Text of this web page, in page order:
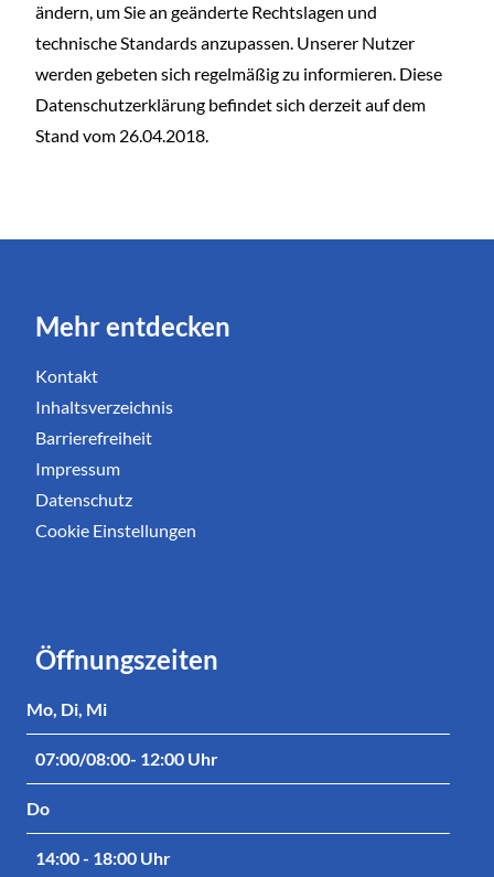
ändern, um Sie an geänderte Rechtslagen und
technische Standards anzupassen. Unserer Nutzer
werden gebeten sich regelmäßig zu informieren. Diese
Datenschutzerklärung befindet sich derzeit auf dem
Stand vom 26.04.2018.
Mehr entdecken
Kontakt
Inhaltsverzeichnis
Barrierefreiheit
Impressum
Datenschutz
Cookie Einstellungen
Öffnungszeiten
Mo, Di, Mi
07:00/08:00- 12:00 Uhr
Do
14:00 - 18:00 Uhr